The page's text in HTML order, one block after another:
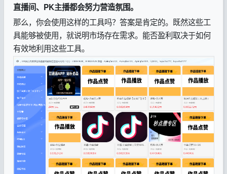
直播间、PK主播都会努力营造氛围。
那么，你会使用这样的工具吗？答案是肯定的。既然这些工
具能够被使用，就说明市场存在需求。能否盈利取决于如何
有效地利用这些工具。